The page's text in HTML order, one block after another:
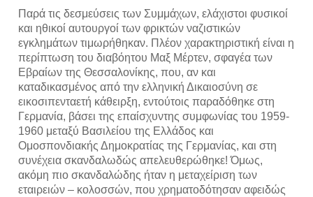
Παρά τις δεσμεύσεις των Συμμάχων, ελάχιστοι φυσικοί
και ηθικοί αυτουργοί των φρικτών ναζιστικών
εγκλημάτων τιμωρήθηκαν. Πλέον χαρακτηριστική είναι η
περίπτωση του διαβόητου Μαξ Μέρτεν, σφαγέα των
Εβραίων της Θεσσαλονίκης, που, αν και
καταδικασμένος από την ελληνική Δικαιοσύνη σε
εικοσιπενταετή κάθειρξη, εντούτοις παραδόθηκε στη
Γερμανία, βάσει της επαίσχυντης συμφωνίας του 1959-
1960 μεταξύ Βασιλείου της Ελλάδος και
Ομοσπονδιακής Δημοκρατίας της Γερμανίας, και στη
συνέχεια σκανδαλωδώς απελευθερώθηκε! Όμως,
ακόμη πιο σκανδαλώδης ήταν η μεταχείριση των
εταιρειών – κολοσσών, που χρηματοδότησαν αφειδώς